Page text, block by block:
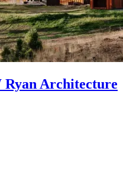
Ryan Architecture